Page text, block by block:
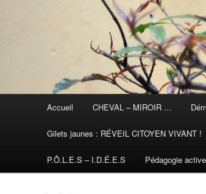
Accueil CHEVAL – MIROIR …
Gilets jaunes : RÉVEIL CITOYEN VIVANT !
P.Ô.L.E.S – I.D.É.E.S Pédagogie active